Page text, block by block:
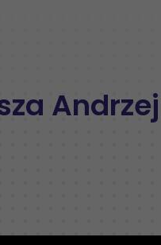
Andrzej